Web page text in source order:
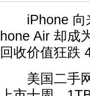
iPhone 向来
hone Air 却成
回收价值狂跌
美国二手网